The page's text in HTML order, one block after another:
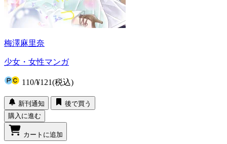
梅澤麻里奈
少女・女性マンガ
110/¥121(税込)
新刊通知
後で買う
購入に進む
カートに追加